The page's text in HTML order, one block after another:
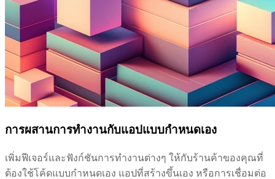
การผสานการทำงานกับแอปแบบกำหนดเอง
เพิ่มฟีเจอร์และฟังก์ชันการทำงานต่างๆ ให้กับร้านค้าของคุณที่
ต้องใช้โค้ดแบบกำหนดเอง แอปที่สร้างขึ้นเอง หรือการเชื่อมต่อ